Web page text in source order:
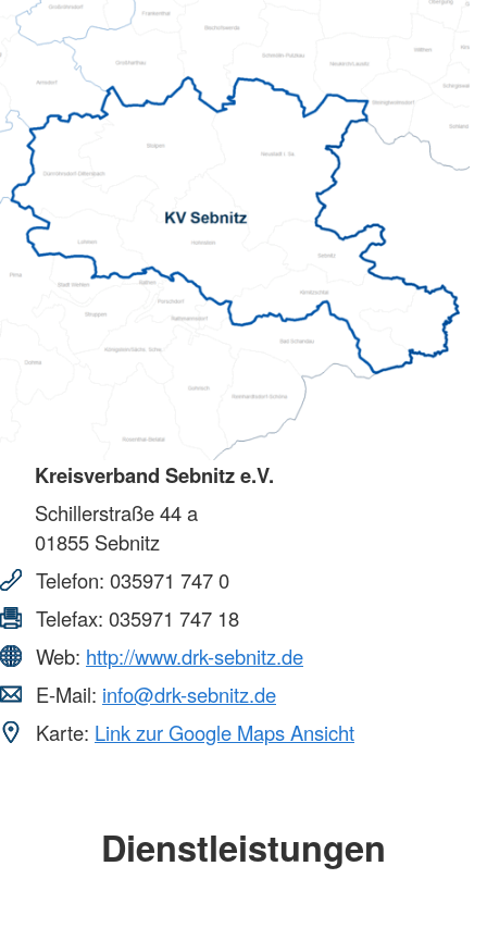
Kreisverband Sebnitz e.V.
Schillerstraße 44 a
01855 Sebnitz
Telefon: 035971 747 0
Telefax: 035971 747 18
Web: http://www.drk-sebnitz.de
E-Mail: info@drk-sebnitz.de
Karte: Link zur Google Maps Ansicht
Dienstleistungen